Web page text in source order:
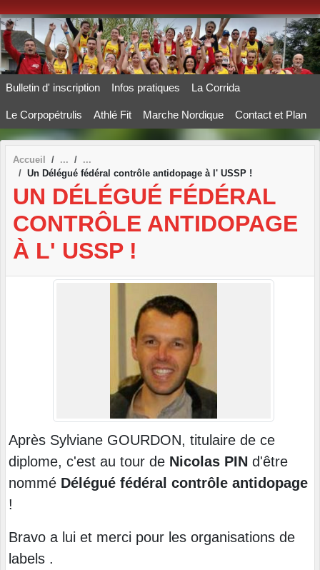
Bulletin d' inscription Infos pratiques La Corrida
Le Corpopétrulis Athlé Fit Marche Nordique Contact et Plan
Accueil
Un Délégué fédéral contrôle antidopage à l' USSP !
UN DÉLÉGUÉ FÉDÉRAL
CONTRÔLE ANTIDOPAGE
À L' USSP !
Après Sylviane GOURDON, titulaire de ce
diplome, c'est au tour de Nicolas PIN d'être
nommé Délégué fédéral contrôle antidopage
!
Bravo a lui et merci pour les organisations de
labels .